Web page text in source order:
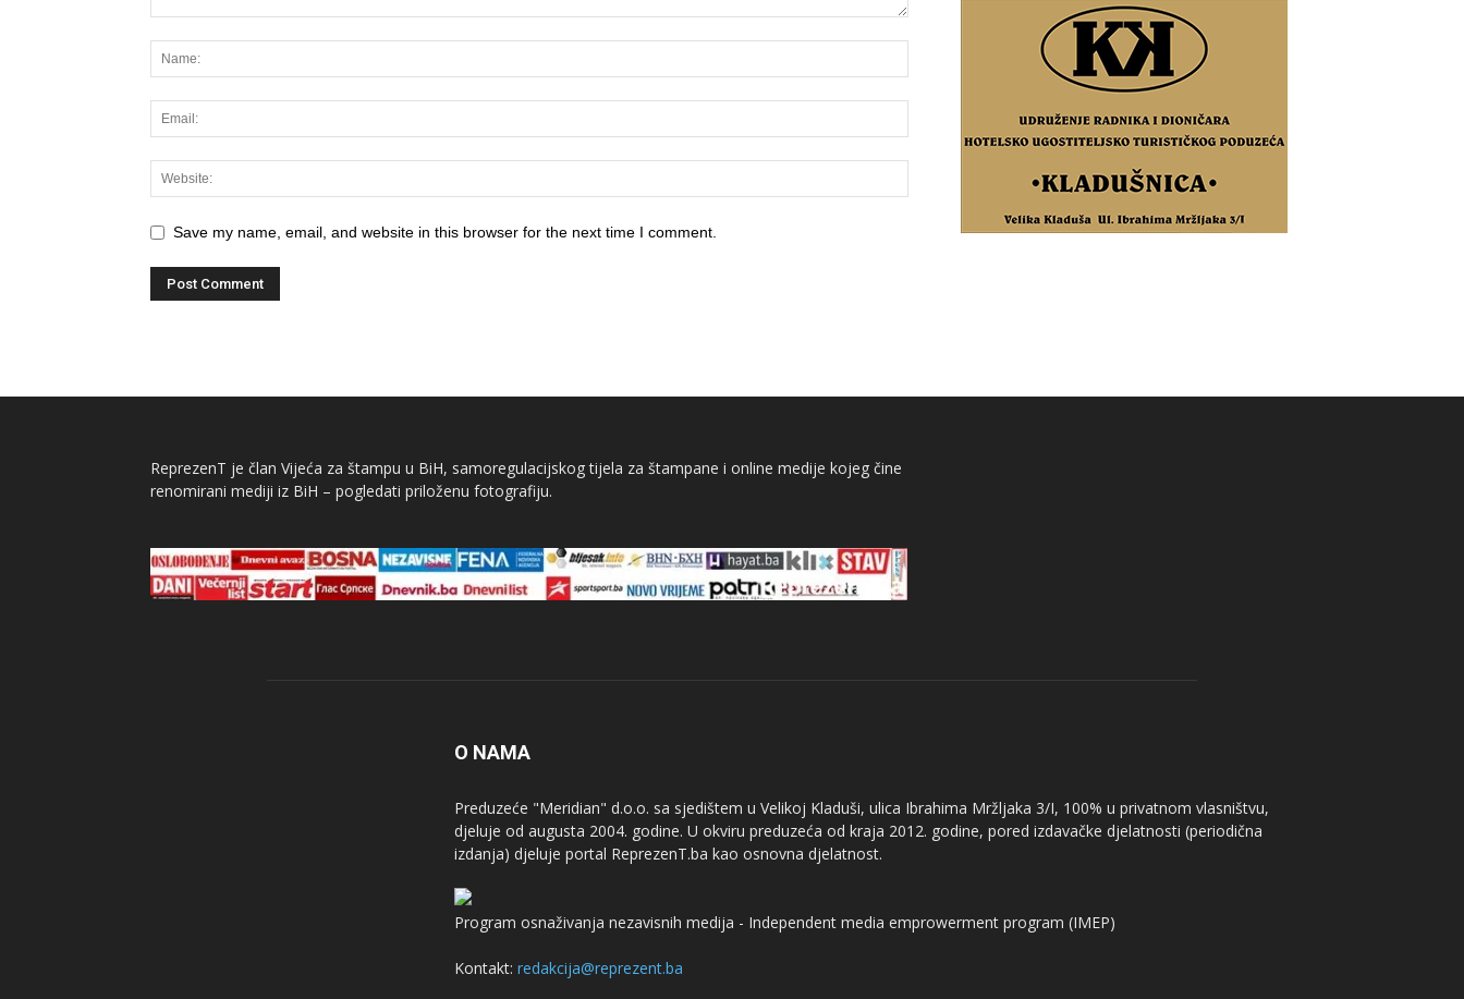
Save my name, email, and website in this browser for the next time I comment.
ReprezenT je član Vijeća za štampu u BiH, samoregulacijskog tijela za štampane i online medije kojeg čine
renomirani mediji iz BiH – pogledati priloženu fotografiju.
O NAMA
Preduzeće "Meridian" d.o.o. sa sjedištem u Velikoj Kladuši, ulica Ibrahima Mržljaka 3/I, 100% u privatnom vlasništvu,
djeluje od augusta 2004. godine. U okviru preduzeća od kraja 2012. godine, pored izdavačke djelatnosti (periodična
izdanja) djeluje portal ReprezenT.ba kao osnovna djelatnost.
Program osnaživanja nezavisnih medija - Independent media emprowerment program (IMEP)
Kontakt: redakcija@reprezent.ba